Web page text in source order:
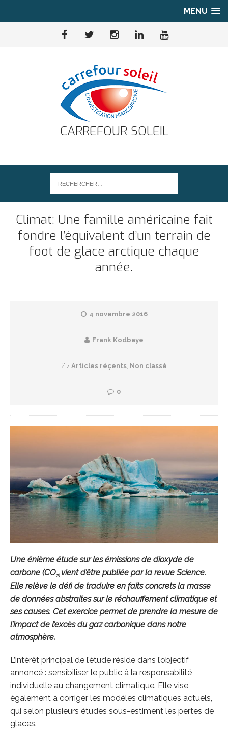
MENU
CARREFOUR SOLEIL
Climat: Une famille américaine fait
fondre l’équivalent d’un terrain de
foot de glace arctique chaque
année.
4 novembre 2016
Frank Kodbaye
Articles réçents, Non classé
0
Une énième étude sur les émissions de dioxyde de
carbone (CO2) vient d’être publiée par la revue Science.
Elle relève le défi de traduire en faits concrets la masse
de données abstraites sur le réchauffement climatique et
ses causes. Cet exercice permet de prendre la mesure de
l’impact de l’excès du gaz carbonique dans notre
atmosphère.
L’intérêt principal de l’étude réside dans l’objectif
annoncé : sensibiliser le public à la responsabilité
individuelle au changement climatique. Elle vise
également à corriger les modèles climatiques actuels,
qui selon plusieurs études sous-estiment les pertes de
glaces.